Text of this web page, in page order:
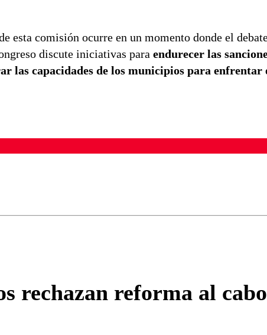
esta comisión ocurre en un momento donde el
discute iniciativas para endurecer las
las capacidades de los municipios para enfrentar
rechazan reforma al